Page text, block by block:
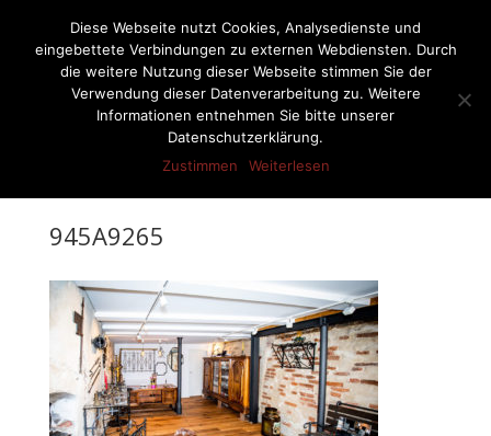
Seite wählen
945A9265
Diese Webseite nutzt Cookies, Analysedienste und
eingebettete Verbindungen zu externen Webdiensten. Durch
die weitere Nutzung dieser Webseite stimmen Sie der
Verwendung dieser Datenverarbeitung zu. Weitere
Informationen entnehmen Sie bitte unserer
Datenschutzerklärung.
Zustimmen
Weiterlesen